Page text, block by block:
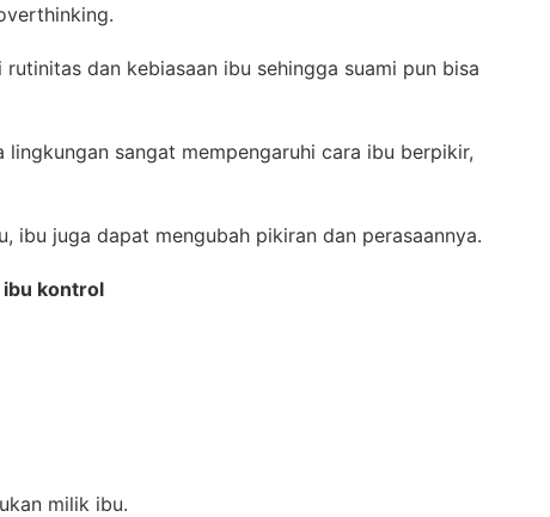
dan kebiasaan ibu sehingga suami pun bisa
sangat mempengaruhi cara ibu berpikir,
ibu juga dapat mengubah pikiran dan perasaannya.
ibu kontrol
milik ibu.